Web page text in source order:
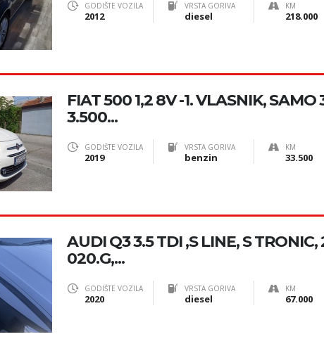
GODIŠTE VOZILA
2012
VRSTA GORIVA
diesel
KM
218.000
FIAT 500 1,2 8V -1. VLASNIK, SAMO
3.500...
GODIŠTE VOZILA
2019
VRSTA GORIVA
benzin
KM
33.500
AUDI Q3 3.5 TDI ,S LINE, S TRONIC,
020.G,...
GODIŠTE VOZILA
2020
VRSTA GORIVA
diesel
KM
67.000